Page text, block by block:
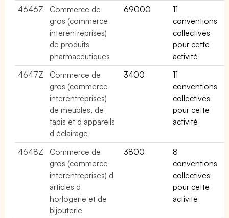
4646Z
Commerce de
gros (commerce
interentreprises)
de produits
pharmaceutiques
69000
11
conventions
collectives
pour cette
activité
4647Z
Commerce de
gros (commerce
interentreprises)
de meubles, de
tapis et d appareils
d éclairage
3400
11
conventions
collectives
pour cette
activité
4648Z
Commerce de
gros (commerce
interentreprises) d
articles d
horlogerie et de
bijouterie
3800
8
conventions
collectives
pour cette
activité